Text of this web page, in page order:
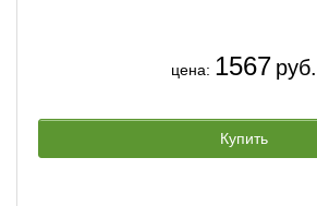
цена: 1567 руб.
Купить